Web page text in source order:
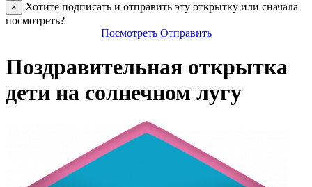
×
Хотите подписать и отправить эту открытку или сначала
посмотреть?
Посмотреть Отправить
Поздравительная открытка
дети на солнечном лугу